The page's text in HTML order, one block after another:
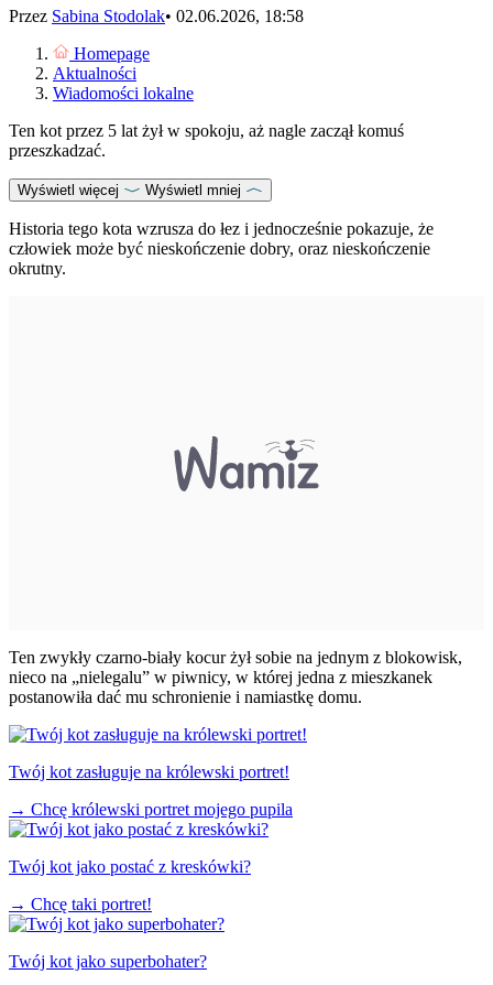
Przez Sabina Stodolak• 02.06.2026, 18:58
Homepage
Aktualności
Wiadomości lokalne
Ten kot przez 5 lat żył w spokoju, aż nagle zaczął komuś
przeszkadzać.
Wyświetl więcej Wyświetl mniej
Historia tego kota wzrusza do łez i jednocześnie pokazuje, że
człowiek może być nieskończenie dobry, oraz nieskończenie
okrutny.
Ten zwykły czarno-biały kocur żył sobie na jednym z blokowisk,
nieco na „nielegalu” w piwnicy, w której jedna z mieszkanek
postanowiła dać mu schronienie i namiastkę domu.
Twój kot zasługuje na królewski portret!
→ Chcę królewski portret mojego pupila
Twój kot jako postać z kreskówki?
→ Chcę taki portret!
Twój kot jako superbohater?